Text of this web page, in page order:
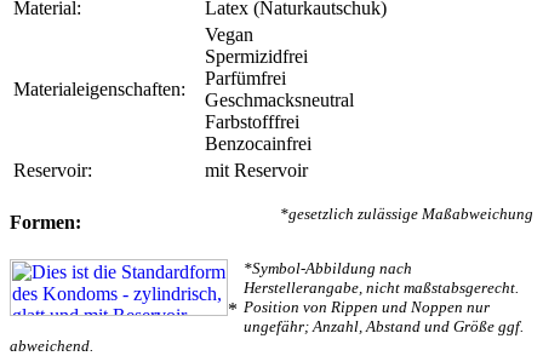
Material:
Latex (Naturkautschuk)
Materialeigenschaften:
Vegan
Spermizidfrei
Parfümfrei
Geschmacksneutral
Farbstofffrei
Benzocainfrei
Reservoir:
mit Reservoir
*gesetzlich zulässige Maßabweichung
Formen:
*
*Symbol-Abbildung nach
Herstellerangabe, nicht maßstabsgerecht.
Position von Rippen und Noppen nur
ungefähr; Anzahl, Abstand und Größe ggf.
abweichend.